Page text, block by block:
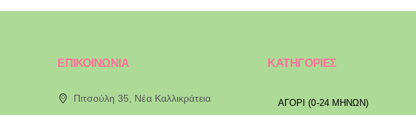
ΕΠΙΚΟΙΝΩΝΙΑ
Πιτσούλη 35, Νέα Καλλικράτεια
ΚΑΤΗΓΟΡΙΕΣ
ΑΓΟΡΙ (0-24 ΜΗΝΩΝ)